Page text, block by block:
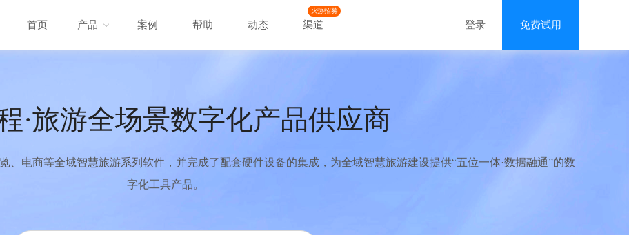
首页 产品 案例 帮助 动态
火热招募
渠道 登录 免费试用
·旅游全场景数字化产品供应商
、电商等全域智慧旅游系列软件，并完成了配套硬件设备的集成，为全域智慧旅游建设提供“五位一体·数据融通”的数
字化工具产品。